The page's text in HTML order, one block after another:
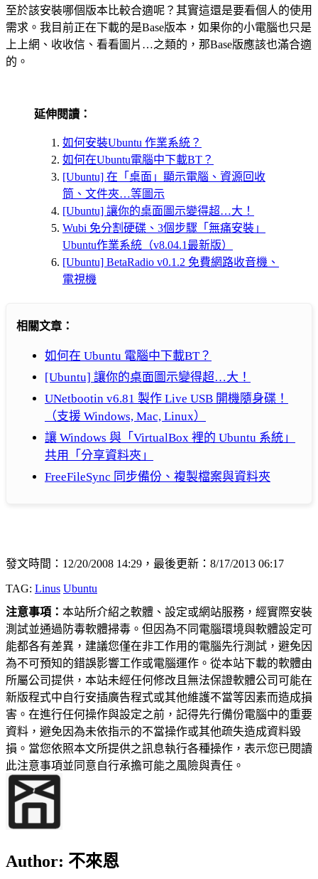
至於該安裝哪個版本比較合適呢？其實這還是要看個人的使用
需求。我目前正在下載的是Base版本，如果你的小電腦也只是
上上網、收收信、看看圖片…之類的，那Base版應該也滿合適
的。
延伸閱讀：
如何安裝Ubuntu 作業系統？
如何在Ubuntu電腦中下載BT？
[Ubuntu] 在「桌面」顯示電腦、資源回收
筒、文件夾…等圖示
[Ubuntu] 讓你的桌面圖示變得超…大！
Wubi 免分割硬碟、3個步驟「無痛安裝」
Ubuntu作業系統（v8.04.1最新版）
[Ubuntu] BetaRadio v0.1.2 免費網路收音機、
電視機
相關文章：
如何在 Ubuntu 電腦中下載BT？
[Ubuntu] 讓你的桌面圖示變得超…大！
UNetbootin v6.81 製作 Live USB 開機隨身碟！
（支援 Windows, Mac, Linux）
讓 Windows 與「VirtualBox 裡的 Ubuntu 系統」
共用「分享資料夾」
FreeFileSync 同步備份、複製檔案與資料夾
發文時間：12/20/2008 14:29，最後更新：8/17/2013 06:17
TAG: Linus Ubuntu
注意事項： 本站所介紹之軟體、設定或網站服務，經實際安裝
測試並通過防毒軟體掃毒。但因為不同電腦環境與軟體設定可
能都各有差異，建議您僅在非工作用的電腦先行測試，避免因
為不可預知的錯誤影響工作或電腦運作。從本站下載的軟體由
所屬公司提供，本站未經任何修改且無法保證軟體公司可能在
新版程式中自行安插廣告程式或其他維護不當等因素而造成損
害。在進行任何操作與設定之前，記得先行備份電腦中的重要
資料，避免因為未依指示的不當操作或其他疏失造成資料毀
損。當您依照本文所提供之訊息執行各種操作，表示您已閱讀
此注意事項並同意自行承擔可能之風險與責任。
Author: 不來恩